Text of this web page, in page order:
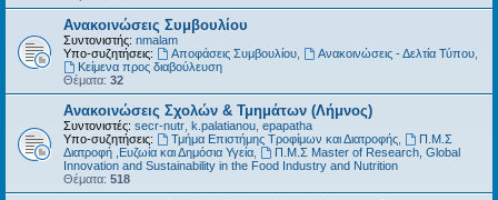
σ
Ανακοινώσεις Συμβουλίου
Συντονιστής: nmalam
Υπο-συζητήσεις:
Αποφάσεις Συμβουλίου, Ανακοινώσεις - Δελτία Τύπου,
Kείμενα προς διαβούλευση
Θέματα: 32
Ανακοινώσεις Σχολών & Τμημάτων (Λήμνος)
Συντονιστές: secr-nutr k.palatianou epapatha
Υπο-συζητήσεις:
Τμήμα Επιστήμης Τροφίμων και Διατροφής,
Π.Μ.Σ
Διατροφή ,Ευζωία και Δημόσια Υγεία
Π.Μ.Σ Master of Research, Global
Innovation and Sustainability in the Food Industry and Nutrition
Θέματα: 518